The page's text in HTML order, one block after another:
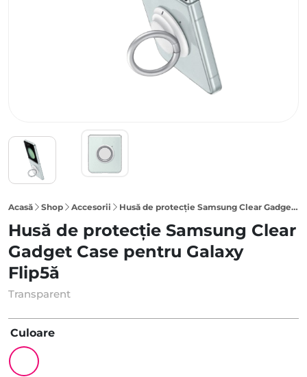
Acasă Shop Accesorii Husă de protecție Samsung Clear Gadget Case pentru Galaxy Flip5, Transparentă
Husă de protecție Samsung Clear
Gadget Case pentru Galaxy
Flip5ă
Transparent
Culoare